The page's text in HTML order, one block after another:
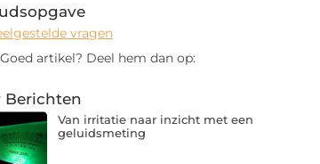
vragen
Goed artikel? Deel hem dan op:
Berichten
Van irritatie naar inzicht met een
geluidsmeting